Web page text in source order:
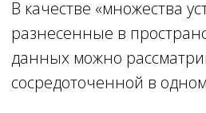
В качестве «множества
разнесенные в
данных можно
сосредоточенной в